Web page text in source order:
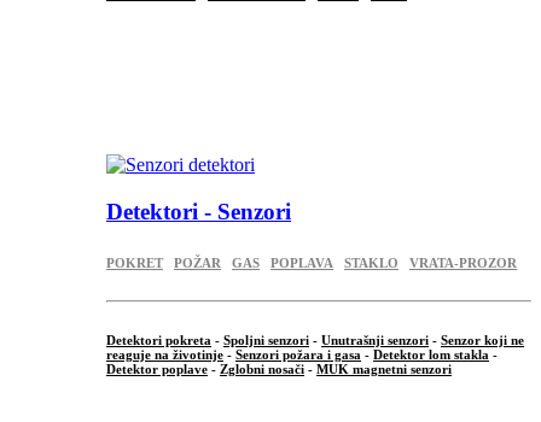
Detektori - Senzori
POKRET POŽAR GAS POPLAVA STAKLO VRATA-PROZOR
Detektori pokreta - Spoljni senzori - Unutrašnji senzori - Senzor koji ne
reaguje na životinje - Senzori požara i gasa - Detektor lom stakla -
Detektor poplave - Zglobni nosači - MUK magnetni senzori